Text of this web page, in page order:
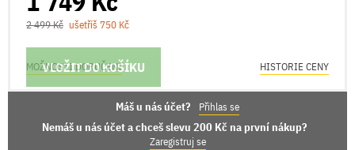
2 499 Kč ušetříš 750 Kč
VLOŽIT DO KOŠÍKU
MOŽNOSTI DORUČENÍ HISTORIE CENY
Máš u nás účet? Přihlas se
Nemáš u nás účet a chceš slevu 200 Kč na první nákup?
Zaregistruj se